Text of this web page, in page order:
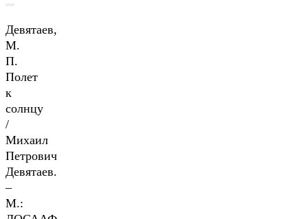
Девятаев,
М.
П.
Полет
к
солнцу
/
Михаил
Петрович
Девятаев.
–
М.: